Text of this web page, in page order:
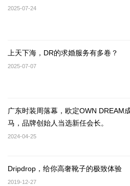
2025-07-24
上天下海，DR的求婚服务有多卷？
2025-07-07
广东时装周落幕，欧定OWN DREAM
马，品牌创始人当选新任会长。
2024-04-25
Dripdrop，给你高奢靴子的极致体验
2019-12-27